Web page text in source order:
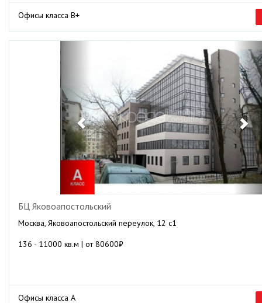
Офисы класса B+
БЦ Яковоапостольский
Москва, Яковоапостольский переулок, 12 с1
136 - 11000 кв.м | от 80600₽
Офисы класса А